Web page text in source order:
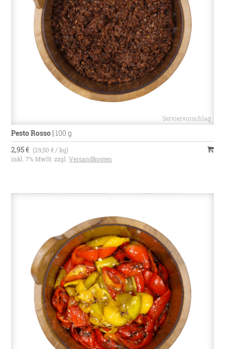
Pesto Rosso |100 g
2,95 € (29,50 € / kg)
inkl. 7% MwSt. zzgl.Versandkosten